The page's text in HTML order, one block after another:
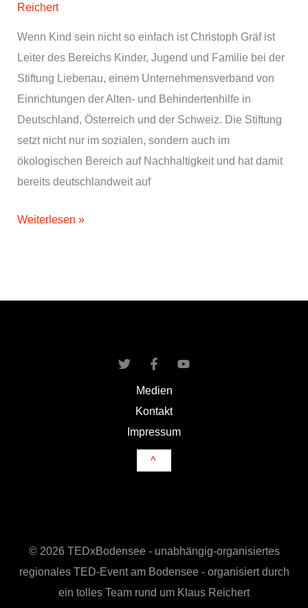
Reichert
Wenn Kind sein nicht so einfach ist Christoph Gräf ist
Leiter des Bereichs Kinder, Jugend und Familie bei der
Stiftung Liebenau, einem Unternehmensverband von
Einrichtungen der Alten- und Behindertenhilfe in
Deutschland, Österreich und der Schweiz. Die Stiftung
setzt nicht nur im sozialen, sondern auch im
ökologischen Bereich auf Nachhaltigkeit und hat damit
bereits deutschlandweit auf
Christoph
Weiterlesen »
Medien
Kontakt
Impressum
^
© 2026 TEDxBodensee - unabhängig-organisiertes
regionales TED-Event am Bodensee - organisiert durch
ein tolles Team rund um Klaus Reichert